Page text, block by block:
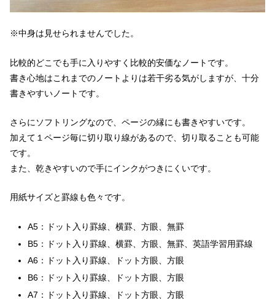
※中身は見せられませんでした。
比較的どこでも手に入りやすく比較的安価なノートです。
書き心地はこれまでのノートよりは若干劣る気がしますが、十分
書きやすいノートです。
さらにソフトリングなので、ページの縁にも書きやすいです。
加えて１ページ毎に切り取り線があるので、切り取ることも可能
です。
また、乾きやすいので手にインクがつきにくいです。
用紙サイズと罫線も色々です。
A5：ドット入り罫線、横罫、方眼、無罫
B5：ドット入り罫線、横罫、方眼、無罫、英語学習用罫線
A6：ドット入り罫線、ドット方眼、方眼
B6：ドット入り罫線、ドット方眼、方眼
A7：ドット入り罫線、ドット方眼、方眼